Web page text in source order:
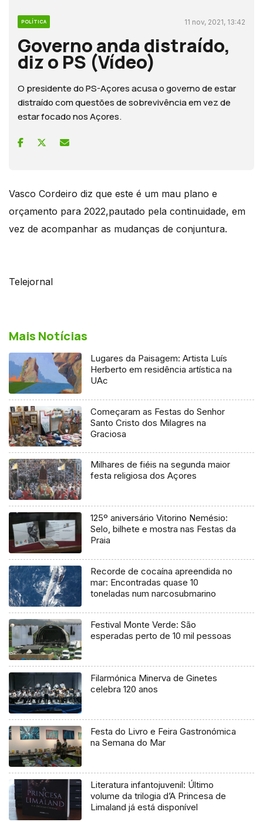
POLÍTICA 11 nov, 2021, 13:42
Governo anda distraído,
diz o PS (Vídeo)
O presidente do PS-Açores acusa o governo de estar
distraído com questões de sobrevivência em vez de
estar focado nos Açores.
Vasco Cordeiro diz que este é um mau plano e
orçamento para 2022,pautado pela continuidade, em
vez de acompanhar as mudanças de conjuntura.
Telejornal
Mais Notícias
Lugares da Paisagem: Artista Luís
Herberto em residência artística na
UAc
Começaram as Festas do Senhor
Santo Cristo dos Milagres na
Graciosa
Milhares de fiéis na segunda maior
festa religiosa dos Açores
125º aniversário Vitorino Nemésio:
Selo, bilhete e mostra nas Festas da
Praia
Recorde de cocaína apreendida no
mar: Encontradas quase 10
toneladas num narcosubmarino
Festival Monte Verde: São
esperadas perto de 10 mil pessoas
Filarmónica Minerva de Ginetes
celebra 120 anos
Festa do Livro e Feira Gastronómica
na Semana do Mar
Literatura infantojuvenil: Último
volume da trilogia d’A Princesa de
Limaland já está disponível